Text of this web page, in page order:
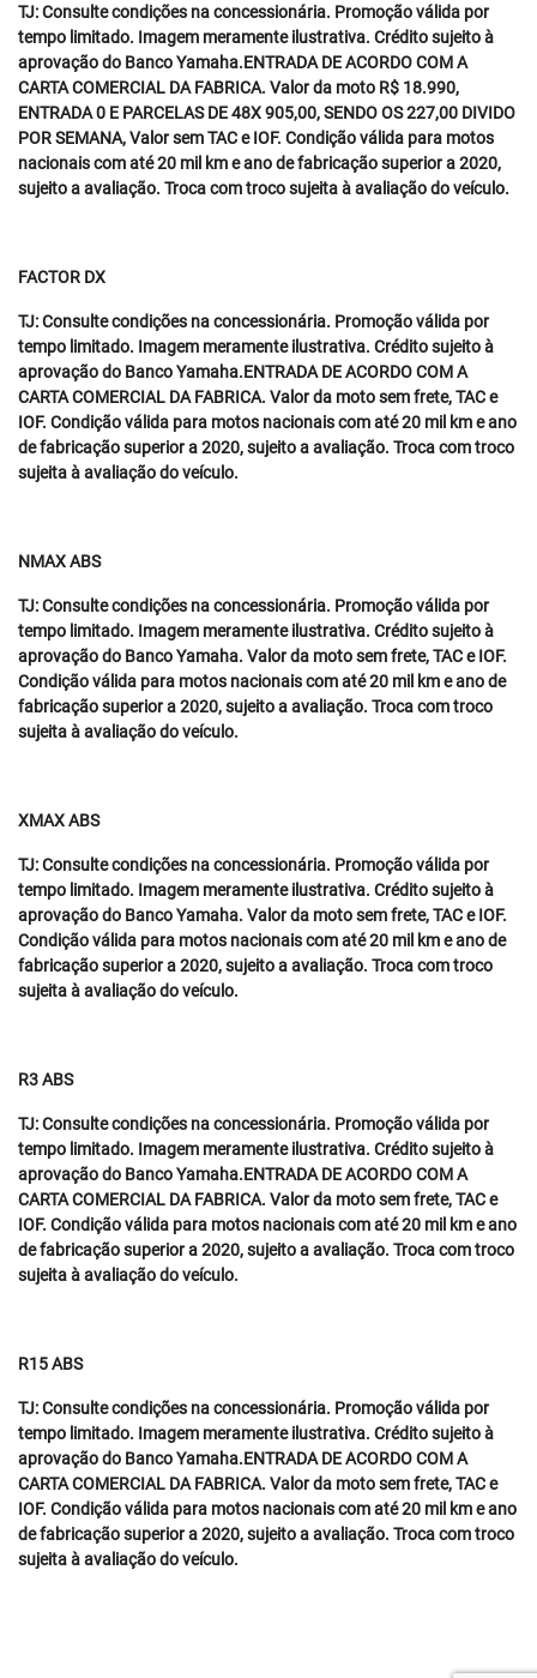
TJ: Consulte condições na concessionária. Promoção válida por
tempo limitado. Imagem meramente ilustrativa. Crédito sujeito à
aprovação do Banco Yamaha.ENTRADA DE ACORDO COM A
CARTA COMERCIAL DA FABRICA. Valor da moto R$ 18.990,
ENTRADA 0 E PARCELAS DE 48X 905,00, SENDO OS 227,00 DIVIDO
POR SEMANA, Valor sem TAC e IOF. Condição válida para motos
nacionais com até 20 mil km e ano de fabricação superior a 2020,
sujeito a avaliação. Troca com troco sujeita à avaliação do veículo.
FACTOR DX
TJ: Consulte condições na concessionária. Promoção válida por
tempo limitado. Imagem meramente ilustrativa. Crédito sujeito à
aprovação do Banco Yamaha.ENTRADA DE ACORDO COM A
CARTA COMERCIAL DA FABRICA. Valor da moto sem frete, TAC e
IOF. Condição válida para motos nacionais com até 20 mil km e ano
de fabricação superior a 2020, sujeito a avaliação. Troca com troco
sujeita à avaliação do veículo.
NMAX ABS
TJ: Consulte condições na concessionária. Promoção válida por
tempo limitado. Imagem meramente ilustrativa. Crédito sujeito à
aprovação do Banco Yamaha. Valor da moto sem frete, TAC e IOF.
Condição válida para motos nacionais com até 20 mil km e ano de
fabricação superior a 2020, sujeito a avaliação. Troca com troco
sujeita à avaliação do veículo.
XMAX ABS
TJ: Consulte condições na concessionária. Promoção válida por
tempo limitado. Imagem meramente ilustrativa. Crédito sujeito à
aprovação do Banco Yamaha. Valor da moto sem frete, TAC e IOF.
Condição válida para motos nacionais com até 20 mil km e ano de
fabricação superior a 2020, sujeito a avaliação. Troca com troco
sujeita à avaliação do veículo.
R3 ABS
TJ: Consulte condições na concessionária. Promoção válida por
tempo limitado. Imagem meramente ilustrativa. Crédito sujeito à
aprovação do Banco Yamaha.ENTRADA DE ACORDO COM A
CARTA COMERCIAL DA FABRICA. Valor da moto sem frete, TAC e
IOF. Condição válida para motos nacionais com até 20 mil km e ano
de fabricação superior a 2020, sujeito a avaliação. Troca com troco
sujeita à avaliação do veículo.
R15 ABS
TJ: Consulte condições na concessionária. Promoção válida por
tempo limitado. Imagem meramente ilustrativa. Crédito sujeito à
aprovação do Banco Yamaha.ENTRADA DE ACORDO COM A
CARTA COMERCIAL DA FABRICA. Valor da moto sem frete, TAC e
IOF. Condição válida para motos nacionais com até 20 mil km e ano
de fabricação superior a 2020, sujeito a avaliação. Troca com troco
sujeita à avaliação do veículo.